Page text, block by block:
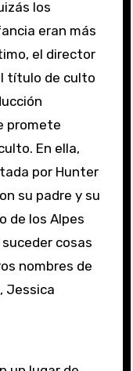
los
eran más
el director
título de culto
promete
En ella,
por Hunter
su padre y su
de los Alpes
cosas
nombres de
Jessica